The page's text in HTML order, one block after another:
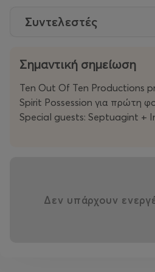
Συντελεστές
Σημαντική σημείωση
Ten Out Of Ten Productions
Spirit Possession για πρώτη
Special guests: Septuagint +
Δεν υπάρχουν